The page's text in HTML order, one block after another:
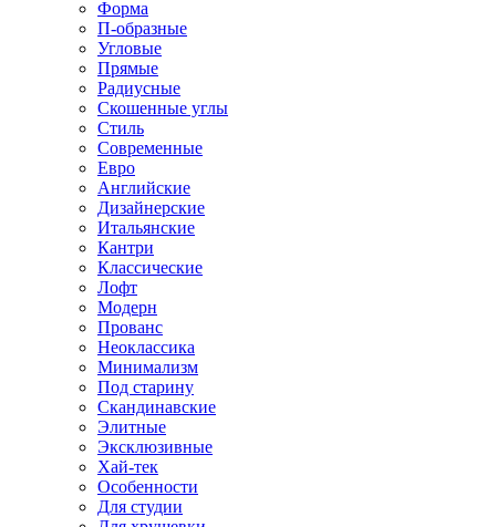
Форма
П-образные
Угловые
Прямые
Радиусные
Скошенные углы
Стиль
Современные
Евро
Английские
Дизайнерские
Итальянские
Кантри
Классические
Лофт
Модерн
Прованс
Неоклассика
Минимализм
Под старину
Скандинавские
Элитные
Эксклюзивные
Хай-тек
Особенности
Для студии